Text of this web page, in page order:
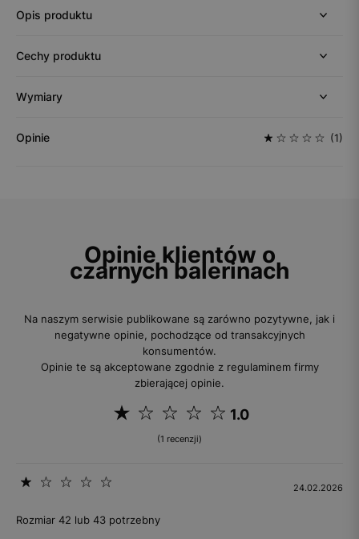
Opis produktu
Cechy produktu
Wymiary
Opinie (1)
Opinie klientów o
czarnych balerinach
Na naszym serwisie publikowane są zarówno pozytywne, jak i
negatywne opinie, pochodzące od transakcyjnych
konsumentów.
Opinie te są akceptowane zgodnie z regulaminem firmy
zbierającej opinie.
1.0
(1 recenzji)
24.02.2026
Rozmiar 42 lub 43 potrzebny